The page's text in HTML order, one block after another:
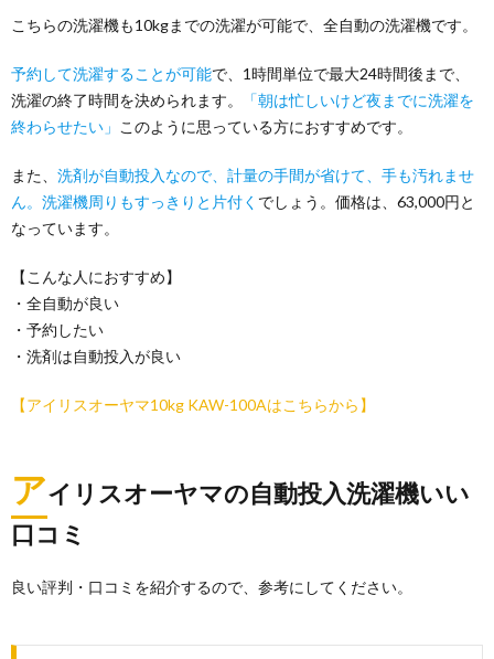
こちらの洗濯機も10kgまでの洗濯が可能で、全自動の洗濯機です。
予約して洗濯することが可能で、1時間単位で最大24時間後まで、
洗濯の終了時間を決められます。
「朝は忙しいけど夜までに洗濯を
終わらせたい」 このように思っている方におすすめです。
また、 洗剤が自動投入なので、計量の手間が省けて、手も汚れませ
ん。洗濯機周りもすっきりと片付く でしょう。価格は、63,000円と
なっています。
【こんな人におすすめ】
・全自動が良い
・予約したい
・洗剤は自動投入が良い
【アイリスオーヤマ10kg KAW-100Aはこちらから】
アイリスオーヤマの自動投入洗濯機いい
口コミ
良い評判・口コミを紹介するので、参考にしてください。